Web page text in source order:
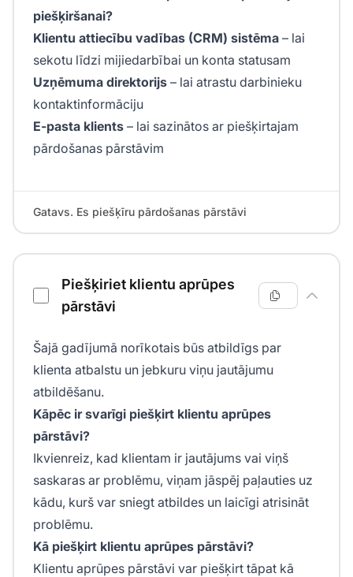
piešķiršanai?
Klientu attiecību vadības (CRM) sistēma – lai
sekotu līdzi mijiedarbībai un konta statusam
Uzņēmuma direktorijs – lai atrastu darbinieku
kontaktinformāciju
E-pasta klients – lai sazinātos ar piešķirtajam
pārdošanas pārstāvim
Gatavs. Es piešķīru pārdošanas pārstāvi
Piešķiriet klientu aprūpes
pārstāvi
Šajā gadījumā norīkotais būs atbildīgs par
klienta atbalstu un jebkuru viņu jautājumu
atbildēšanu.
Kāpēc ir svarīgi piešķirt klientu aprūpes
pārstāvi?
Ikvienreiz, kad klientam ir jautājums vai viņš
saskaras ar problēmu, viņam jāspēj paļauties uz
kādu, kurš var sniegt atbildes un laicīgi atrisināt
problēmu.
Kā piešķirt klientu aprūpes pārstāvi?
Klientu aprūpes pārstāvi var piešķirt tāpat kā